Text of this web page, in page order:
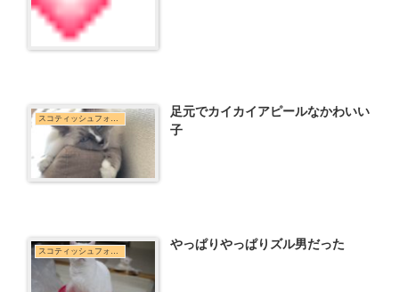
スコティッシュフォールド
足元でカイカイアピールなかわいい
子
やっぱりやっぱりズル男だった